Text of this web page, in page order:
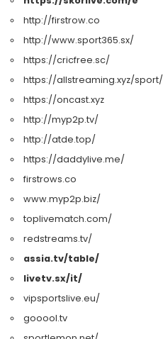
http://firstrow.co
http://www.sport365.sx/
https://cricfree.sc/
https://allstreaming.xyz/sport/
https://oncast.xyz
http://myp2p.tv/
http://atde.top/
https://daddylive.me/
firstrows.co
www.myp2p.biz/
toplivematch.com/
redstreams.tv/
assia.tv/table/
livetv.sx/it/
vipsportslive.eu/
gooool.tv